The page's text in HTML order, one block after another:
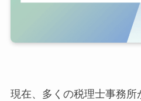
現在、多くの税理士事務所